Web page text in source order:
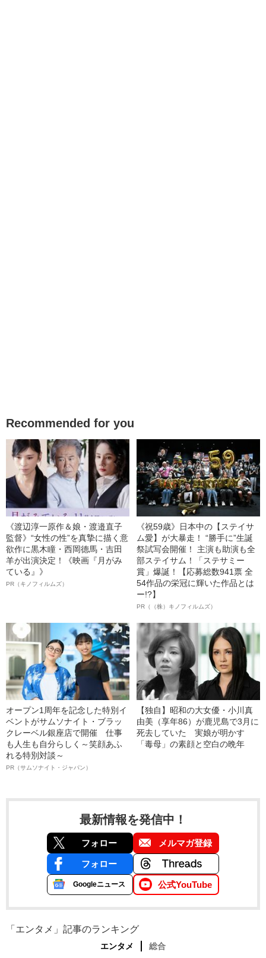
Recommended for you
《渡辺淳一原作＆娘・渡邉直子
監督》“女性の性”を真摯に描く意
欲作に黒木瞳・西岡德馬・吉田
羊が出演決定！《映画『月がみ
ている』》
PR（キノフィルムズ）
《祝59歳》日本中の【ステイサ
ム愛】が大暴走！ “勝手に”生誕
祭試写会開催！ 主演も助演も全
部ステイサム！「ステサミー
賞」爆誕！【応募総数941票 全
54作品の栄冠に輝いた作品とは
ー!?】
PR（（株）キノフィルムズ）
オープン1周年を記念した特別イ
ベントがサムソナイト・ブラッ
クレーベル銀座店で開催 仕事
も人生も自分らしく～笑顔あふ
れる特別対談～
PR（サムソナイト・ジャパン）
【独自】昭和の大女優・小川真
由美（享年86）が鹿児島で3月に
死去していた 実娘が明かす
「毒母」の素顔と空白の晩年
最新情報を発信中！
フォロー メルマガ登録
フォロー
Googleニュース 公式YouTube
「エンタメ」記事のランキング
エンタメ 総合